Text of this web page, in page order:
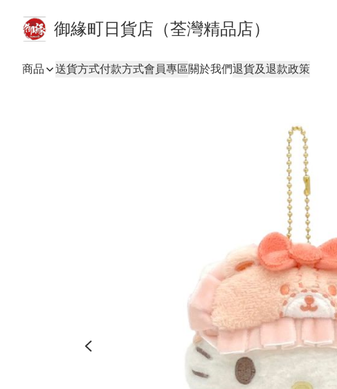
御緣町日貨店（荃灣精品店）
商品 送貨方式付款方式會員專區關於我們退貨及退款政策